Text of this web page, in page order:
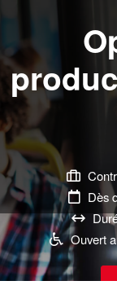
Dès
Ouvert